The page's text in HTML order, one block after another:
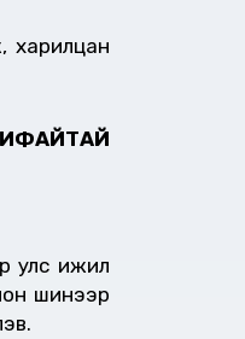
харилцан
улс ижил
шинээр